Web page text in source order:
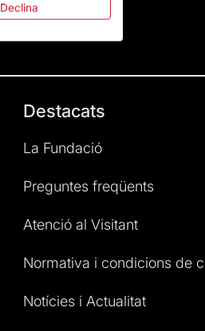
Destacats
La Fundació
Preguntes freqüents
Atenció al Visitant
Normativa i condicions de
Notícies i Actualitat
Declina